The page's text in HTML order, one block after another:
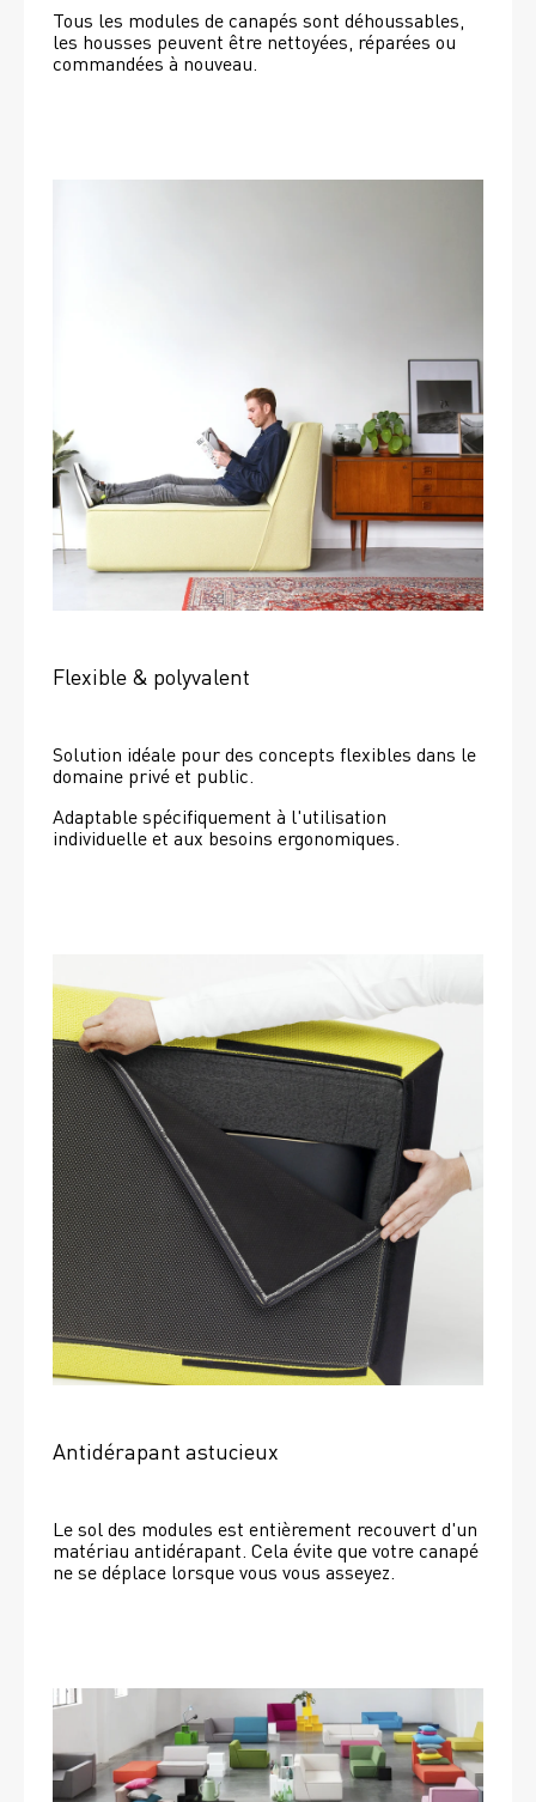
Tous les modules de canapés sont déhoussables,
les housses peuvent être nettoyées, réparées ou
commandées à nouveau.
Flexible & polyvalent
Solution idéale pour des concepts flexibles dans le
domaine privé et public.
Adaptable spécifiquement à l'utilisation
individuelle et aux besoins ergonomiques.
Antidérapant astucieux
Le sol des modules est entièrement recouvert d'un
matériau antidérapant. Cela évite que votre canapé
ne se déplace lorsque vous vous asseyez.